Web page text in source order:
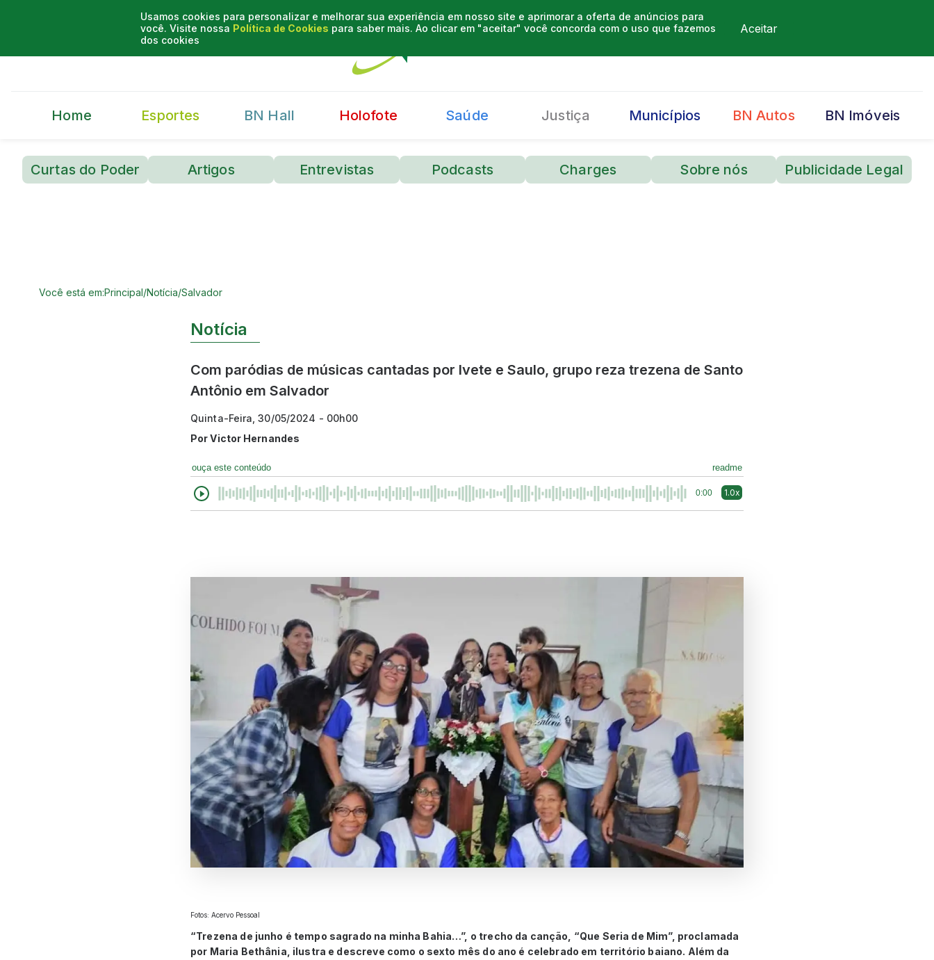
Usamos cookies para personalizar e melhorar sua experiência em nosso site e aprimorar a oferta de anúncios para
você. Visite nossa Política de Cookies para saber mais. Ao clicar em "aceitar" você concorda com o uso que fazemos
dos cookies
Aceitar
Home Esportes BN Hall Holofote Saúde Justiça Municípios BN Autos BN Imóveis
Curtas do Poder Artigos Entrevistas Podcasts Charges Sobre nós Publicidade Legal
Você está em:Principal/Notícia/Salvador
Notícia
Com paródias de músicas cantadas por Ivete e Saulo, grupo reza trezena de Santo
Antônio em Salvador
Quinta-Feira, 30/05/2024 - 00h00
PorVictor Hernandes
ouça este conteúdo readme
0:00 1.0x
Fotos: Acervo Pessoal
“Trezena de junho é tempo sagrado na minha Bahia…”, o trecho da canção, “Que Seria de Mim”, proclamada
por Maria Bethânia, ilustra e descreve como o sexto mês do ano é celebrado em território baiano. Além da